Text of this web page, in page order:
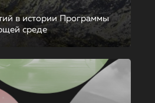
в истории Программы
среде